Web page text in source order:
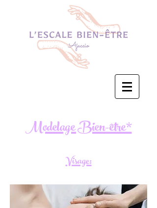
Modelage Bien-être*
Visage: